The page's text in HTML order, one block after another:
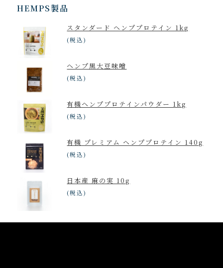
カ
ブ
HEMPS製品
スタンダード ヘンププロテイン 1kg
(税込)
ヘンプ黒大豆味噌
(税込)
有機ヘンププロテインパウダー 1kg
(税込)
有機 プレミアム ヘンププロテイン 140g
(税込)
日本産 麻の実 10g
(税込)